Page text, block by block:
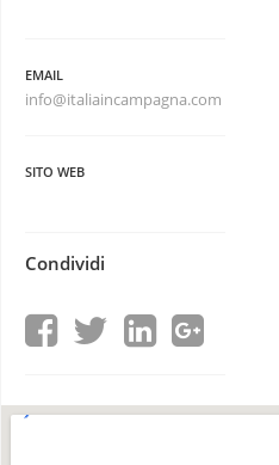
EMAIL
info@italiaincampagna.com
SITO WEB
Condividi